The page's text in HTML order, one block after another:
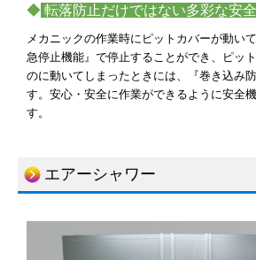
◆ 転落防止だけではない多彩な安
メカニックの作業時にピットカバーが動い
急停止機能』で停止することができ、ピッ
のに動いてしまったときには、『巻き込み
す。安心・安全に作業ができるように安全
す。
エアーシャワー